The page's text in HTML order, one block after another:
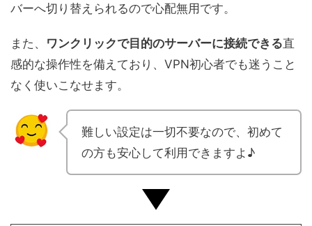
バーへ切り替えられるので心配無用です。
また、 ワンクリックで目的のサーバーに接続できる直
感的な操作性を備えており、VPN初心者でも迷うこと
なく使いこなせます。
難しい設定は一切不要なので、初めて
の方も安心して利用できますよ♪